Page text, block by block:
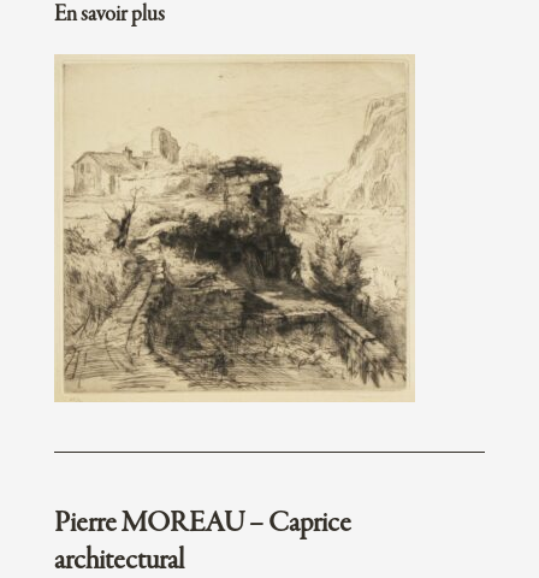
En savoir plus
Pierre MOREAU – Caprice
architectural